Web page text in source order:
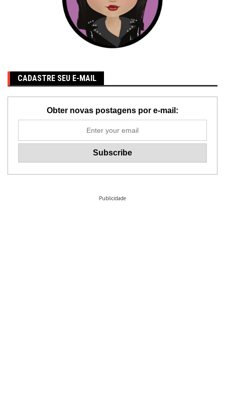
CADASTRE SEU E-MAIL
Obter novas postagens por e-mail:
Publicidade